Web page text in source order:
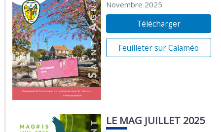
Novembre 2025
Télécharger
Feuilleter sur Calaméo
LE MAG JUILLET 2025